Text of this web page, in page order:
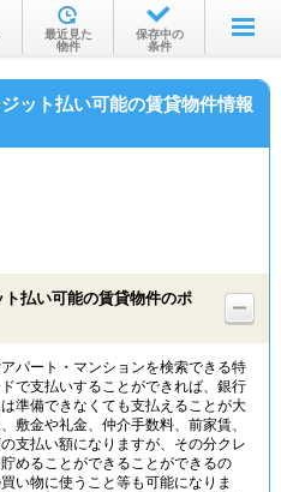
を探す
線・駅から
動産会社から
最近見た
物件
保存中の
条件
ット払い可能の賃貸物件情報
払い可能の賃貸物件のポ
パート・マンションを検索できる特
で支払いすることができれば、銀行
準備できなくても支払えることが大
敷金や礼金、仲介手数料、前家賃、
支払い額になりますが、その分クレ
めることができることができるの
い物に使うこと等も可能になりま